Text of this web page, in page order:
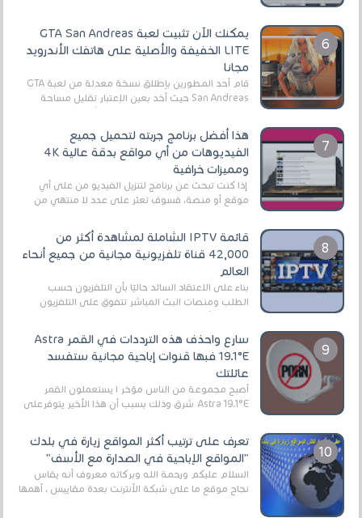
يمكنك الآن تثبيت لعبة GTA San Andreas
LITE الخفيفة والأصلية على هاتفك الأندرويد
مجانا
قام أحد المطورين بإطلاق نسخة معدلة من لعبة GTA
San Andreas حيث أخد بعين الإعتبار تقليل مساحة
هذا أفضل برنامج جربته لتحميل جميع
الفيديوهات من أي مواقع بدقة عالية 4K
ومميزات خرافية
إذا كنت تبحث عن برنامج لتنزيل الفيديو من على أي
موقع أو منصة، فسوف تعثر على عدد لا منتهي من
قائمة IPTV الشاملة لمشاهدة أكثر من
42,000 قناة تلفزيونية مجانية من جميع أنحاء
العالم
بناءً على الاعتقاد السائد حاليًا بأن التلفزيون حسب
الطلب ومنصات البث المباشر تتفوق على التلفزيون
الرقمي الأرضي التقليدي، يُعدّ IPTV-org خيار...
سارع واحذف هذه الترددات في القمر Astra
19.1°E فبها قنوات إباحية مجانية ستفسد
عائلتك
أصبح مجموعة من الناس مؤخر ا يستعملون القمر
Astra 19.1°E شرق وذلك بسبب أن هذا الأخير يتوفرعلى
تعرف على ترتيب أكثر المواقع زيارة في بلدك
"المواقع الإباحية في الصدارة مع الأسف"
السلام عليكم ورحمة الله وبركاته معروف أنه يقاس
نجاح موقع ما على شبكة الأنترنت بعدة مقاييس ، أهمها